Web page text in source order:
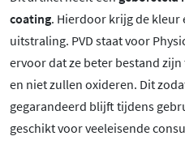
coating. Hierdoor krijg de kleur
uitstraling. PVD staat voor
ervoor dat ze beter bestand
en niet zullen oxideren. Dit
gegarandeerd blijft tijdens
geschikt voor veeleisende